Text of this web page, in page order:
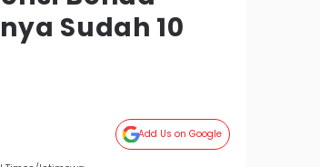
Sudah 10
Add Us on Google